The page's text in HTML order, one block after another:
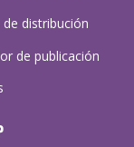
de distribución
de publicación